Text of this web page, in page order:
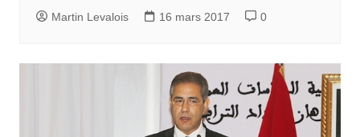
Martin Levalois 16 mars 2017 0